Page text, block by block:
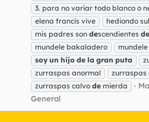
3. para no variar todo blanco o
elena francis vive
hediondo
mis padres son descendientes de
mundele bakaladero
mundele
soy un hijo de la gran puta
zurraspas anormal
zurraspas
zurraspas calvo de mierda
General